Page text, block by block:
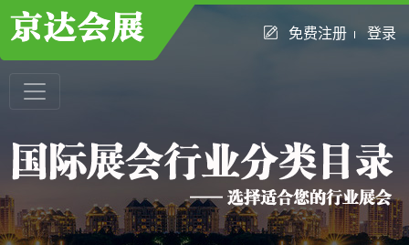
免费注册 登录